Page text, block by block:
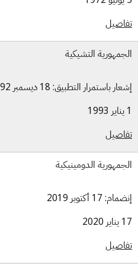
التشيكية
باستمرار التطبيق: 18 ديسمبر 1992
الدومينيكية
17 أكتوبر 2019